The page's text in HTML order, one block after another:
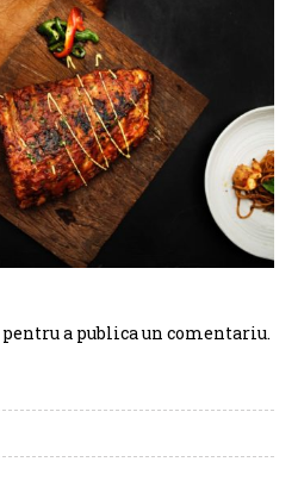
pentru a publica un comentariu.